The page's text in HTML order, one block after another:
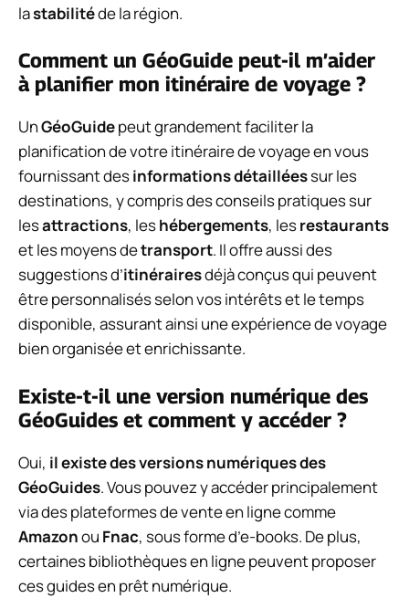
lastabilitéde la région.
Comment un GéoGuide peut-il m’aider
à planifier mon itinéraire de voyage ?
UnGéoGuidepeut grandement faciliter la
planification de votre itinéraire de voyage en vous
fournissant desinformations détailléessur les
destinations, y compris des conseils pratiques sur
lesattractions, leshébergements, lesrestaurants
et les moyens detransport. Il offre aussi des
suggestions d’itinérairesdéjà conçus qui peuvent
être personnalisés selon vos intérêts et le temps
disponible, assurant ainsi une expérience de voyage
bien organisée et enrichissante.
Existe-t-il une version numérique des
GéoGuides et comment y accéder ?
Oui, il existe des versions numériques des
GéoGuides. Vous pouvez y accéder principalement
via des plateformes de vente en ligne comme
Amazonou Fnac, sous forme d’e-books. De plus,
certaines bibliothèques en ligne peuvent proposer
ces guides en prêt numérique.